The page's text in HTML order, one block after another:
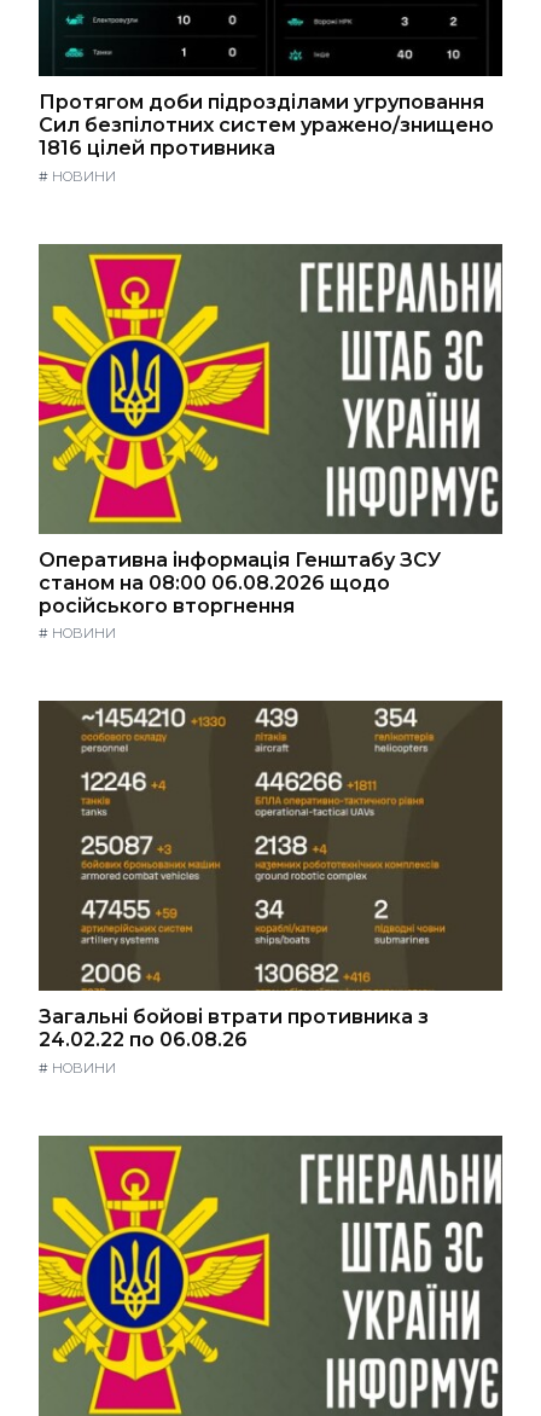
Протягом доби підрозділами угруповання
Сил безпілотних систем уражено/знищено
1816 цілей противника
# НОВИНИ
Оперативна інформація Генштабу ЗСУ
станом на 08:00 06.08.2026 щодо
російського вторгнення
# НОВИНИ
Загальні бойові втрати противника з
24.02.22 по 06.08.26
# НОВИНИ